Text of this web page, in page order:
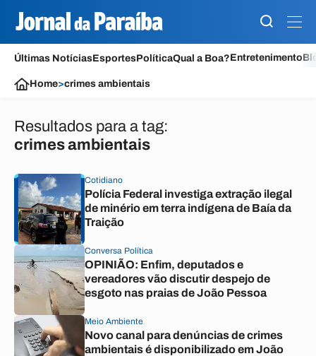
Últimas NotíciasEsportesPolíticaQual a Boa?Entretenimento
Home>crimes ambientais
Resultados para a tag:
crimes ambientais
Cotidiano
Polícia Federal investiga extração ilegal
de minério em terra indígena de Baía da
Traição
Conversa Política
OPINIÃO: Enfim, deputados e
vereadores vão discutir despejo de
esgoto nas praias de João Pessoa
Meio Ambiente
Novo canal para denúncias de crimes
ambientais é disponibilizado em João